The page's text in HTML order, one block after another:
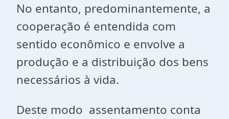
No entanto, predominantemente, a
cooperação é entendida com
sentido econômico e envolve a
produção e a distribuição dos bens
necessários à vida.
Deste modo assentamento conta